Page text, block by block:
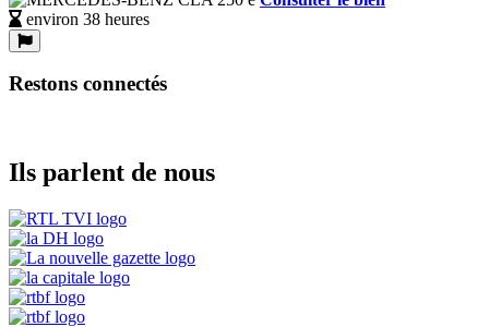
environ 38 heures
Restons connectés
Ils parlent de nous